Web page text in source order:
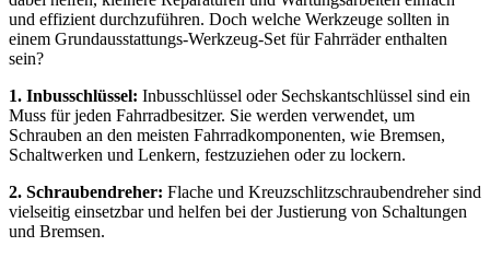
und effizient durchzuführen. Doch welche Werkzeuge sollten in
einem Grundausstattungs-Werkzeug-Set für Fahrräder enthalten
sein?
1. Inbusschlüssel: Inbusschlüssel oder Sechskantschlüssel sind ein
Muss für jeden Fahrradbesitzer. Sie werden verwendet, um
Schrauben an den meisten Fahrradkomponenten, wie Bremsen,
Schaltwerken und Lenkern, festzuziehen oder zu lockern.
2. Schraubendreher: Flache und Kreuzschlitzschraubendreher sind
vielseitig einsetzbar und helfen bei der Justierung von Schaltungen
und Bremsen.